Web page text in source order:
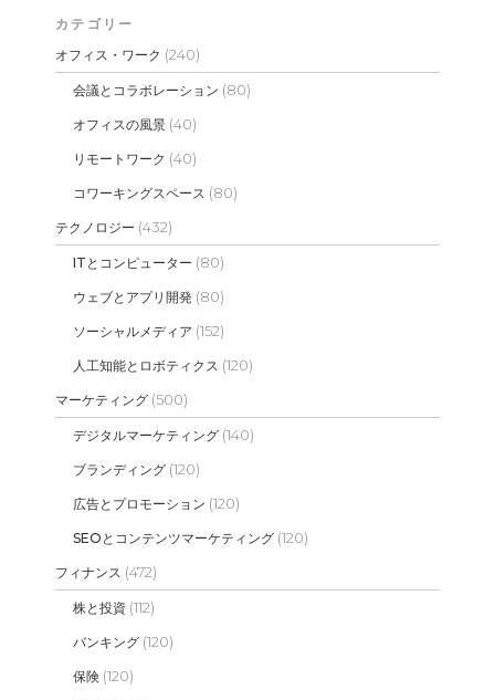
カテゴリー
オフィス・ワーク (240)
会議とコラボレーション (80)
オフィスの風景 (40)
リモートワーク (40)
コワーキングスペース (80)
テクノロジー (432)
ITとコンピューター (80)
ウェブとアプリ開発 (80)
ソーシャルメディア (152)
人工知能とロボティクス (120)
マーケティング (500)
デジタルマーケティング (140)
ブランディング (120)
広告とプロモーション (120)
SEOとコンテンツマーケティング (120)
フィナンス (472)
株と投資 (112)
バンキング (120)
保険 (120)